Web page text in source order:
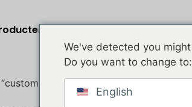
catering trailer”
We've detected you
Do you want to change to:
English